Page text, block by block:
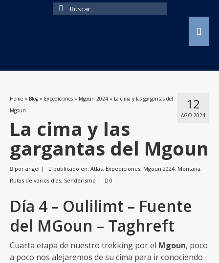
Buscar
12
AGO 2024
Home » Blog » Expediciones » Mgoun 2024 » La cima y las gargantas del
Mgoun
La cima y las
gargantas del Mgoun
por angel | publicado en: Atlas, Expediciones, Mgoun 2024, Montaña,
Rutas de varios días, Senderismo | 0
Día 4 – Oulilimt – Fuente
del MGoun – Taghreft
Cuarta etapa de nuestro trekking por el Mgoun, poco
a poco nos alejaremos de su cima para ir conociendo